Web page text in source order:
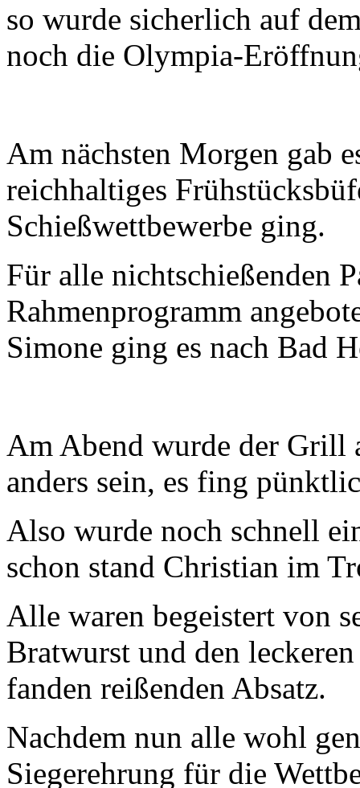
so wurde sicherlich auf
noch die Olympia-
Am nächsten Morgen gab
reichhaltiges
Schießwettbewerbe ging.
Für alle nichtschießenden
Rahmenprogramm
Simone ging es nach Bad
Am Abend wurde der Grill
anders sein, es fing
Also wurde noch schnell
schon stand Christian im
Alle waren begeistert von
Bratwurst und den
fanden reißenden Absatz.
Nachdem nun alle wohl
Siegerehrung für die